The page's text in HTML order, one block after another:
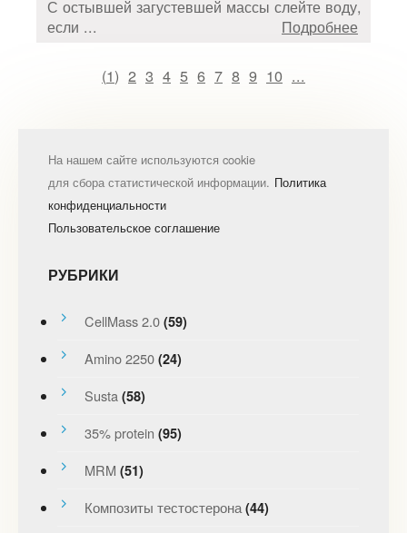
С остывшей загустевшей массы слейте воду,
если ...
Подробнее
(1) 2 3 4 5 6 7 8 9 10 ...
На нашем сайте используются cookie
для сбора статистической информации. Политика
конфиденциальности
Пользовательское соглашение
РУБРИКИ
CellMass 2.0 (59)
Amino 2250 (24)
Susta (58)
35% protein (95)
MRM (51)
Композиты тестостерона (44)